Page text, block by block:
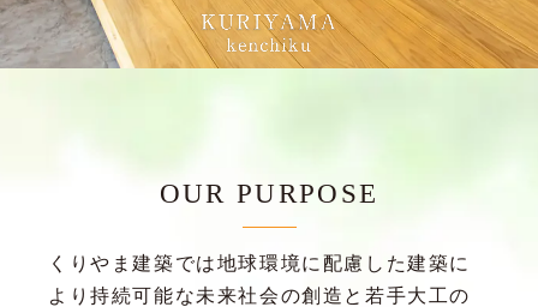
OUR PURPOSE
くりやま建築では地球環境に配慮した建築に
より持続可能な未来社会の創造と若手大工の